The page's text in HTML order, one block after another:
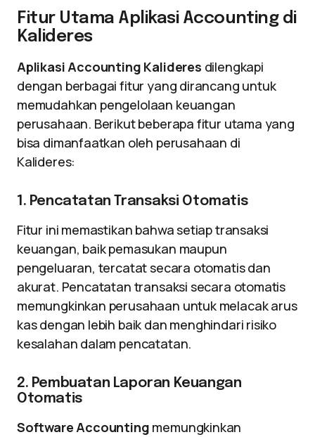
Fitur Utama Aplikasi Accounting di
Kalideres
Aplikasi Accounting Kalideres dilengkapi
dengan berbagai fitur yang dirancang untuk
memudahkan pengelolaan keuangan
perusahaan. Berikut beberapa fitur utama yang
bisa dimanfaatkan oleh perusahaan di
Kalideres:
1. Pencatatan Transaksi Otomatis
Fitur ini memastikan bahwa setiap transaksi
keuangan, baik pemasukan maupun
pengeluaran, tercatat secara otomatis dan
akurat. Pencatatan transaksi secara otomatis
memungkinkan perusahaan untuk melacak arus
kas dengan lebih baik dan menghindari risiko
kesalahan dalam pencatatan.
2. Pembuatan Laporan Keuangan
Otomatis
Software Accounting memungkinkan